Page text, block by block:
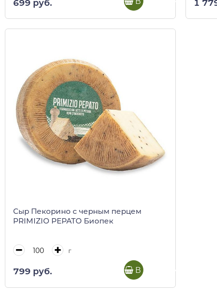
699 руб. 1
Сыр Пекорино с черным перцем
PRIMIZIO PEPATO Биопек
г
799 руб. В корзину